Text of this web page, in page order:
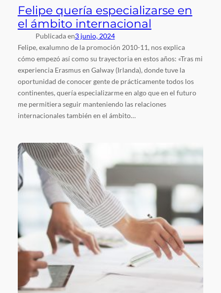
Felipe quería especializarse en
el ámbito internacional
Publicada en3 junio, 2024
Felipe, exalumno de la promoción 2010-11, nos explica
cómo empezó así como su trayectoria en estos años: «Tras mi
experiencia Erasmus en Galway (Irlanda), donde tuve la
oportunidad de conocer gente de prácticamente todos los
continentes, quería especializarme en algo que en el futuro
me permitiera seguir manteniendo las relaciones
internacionales también en el ámbito…